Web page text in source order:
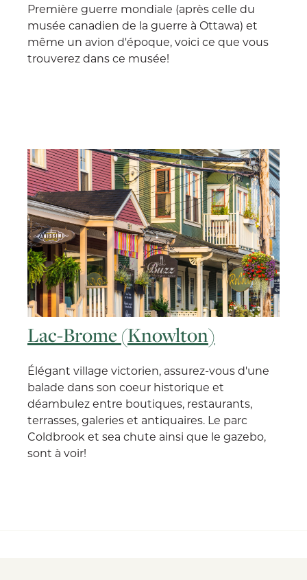
Première guerre mondiale (après celle du
musée canadien de la guerre à Ottawa) et
même un avion d'époque, voici ce que vous
trouverez dans ce musée!
Lac-Brome (Knowlton)
Élégant village victorien, assurez-vous d'une
balade dans son coeur historique et
déambulez entre boutiques, restaurants,
terrasses, galeries et antiquaires. Le parc
Coldbrook et sea chute ainsi que le gazebo,
sont à voir!